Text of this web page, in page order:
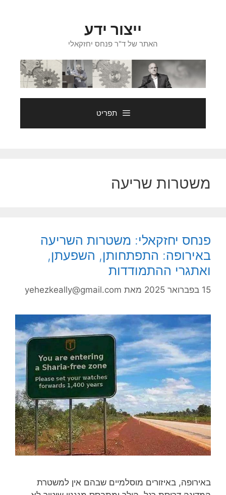
ייצור ידע
האתר של ד"ר פנחס יחזקאלי
תפריט
משטרות שריעה
פנחס יחזקאלי: משטרות השריעה
באירופה: התפתחותן, השפעתן,
ואתגרי ההתמודדות
15 בפברואר 2025 מאת yehezkeally@gmail.com
באירופה, באיזורים מוסלמיים שבהם אין למשטרת